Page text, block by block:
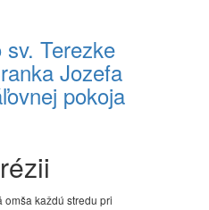
Terezke
Jozefa
pokoja
omša každú stredu pri